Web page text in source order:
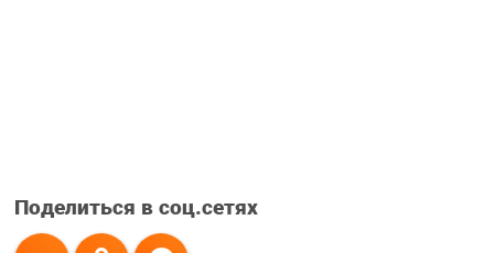
Поделиться в соц.сетях